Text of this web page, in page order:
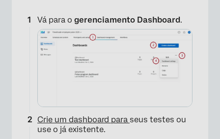
Vá para o gerenciamento Dashboard.
Crie um dashboard para seus testes ou
use o já existente.